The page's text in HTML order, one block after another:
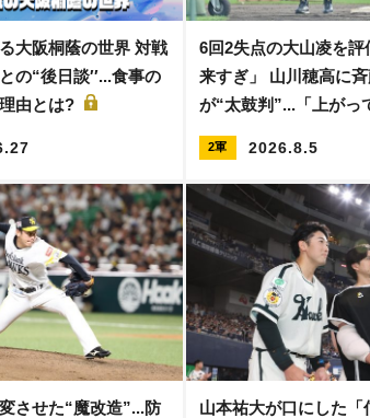
大阪桐蔭の世界 対戦
の“後日談′′...食事の
由とは?
6回2失点の大山凌を評
来すぎ」 山川穂高に
が“太鼓判”...「上がっ
2軍 2026.8.5
させた“魔改造”...防
山本祐大が口にした「